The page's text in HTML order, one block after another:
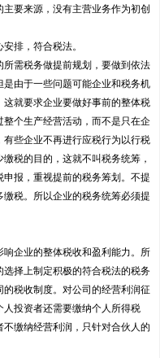
要来源，没有主营业务作为初创
排，符合税法。
需税务做提前规划，要做到依法
由于一些问题可能企业和税务机
就要求企业要做好事前的整体税
个生产经营活动，而不是只在企
些企业不再进行应税行为以行税
税的目的，这就不叫税务统筹，
报，重视提前的税务筹划。不提
税。所以企业的税务统筹必须提
企业的整体税收和盈利能力。所
择上制定积极的符合税法的税务
税收制度。对公司的经营利润征
投资者还需要缴纳个人所得税
不缴纳经营利润，只针对合伙人的